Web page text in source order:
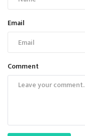
Email
Comment